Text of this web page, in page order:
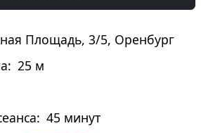
Площадь, 3/5, Оренбург
25 м
45 минут